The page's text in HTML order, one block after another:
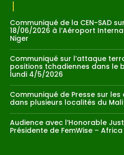
Communiqué de la CEN-SAD
18/06/2026 à l’Aéroport
Niger
Communiqué sur l’attaque
positions tchadiennes dans le
lundi 4/5/2026
Communiqué de Presse sur
dans plusieurs localités du
Audience avec l’Honorable
Présidente de FemWise – Africa